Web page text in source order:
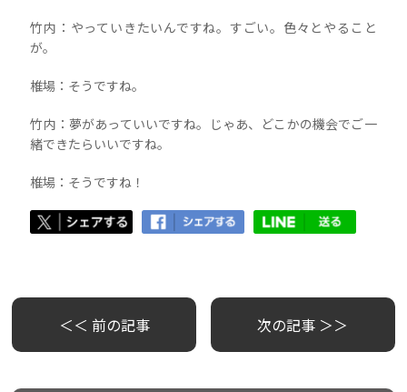
竹内：やっていきたいんですね。すごい。色々とやること
が。
椎場：そうですね。
竹内：夢があっていいですね。じゃあ、どこかの機会でご一
緒できたらいいですね。
椎場：そうですね！
＜＜ 前の記事 次の記事 ＞＞